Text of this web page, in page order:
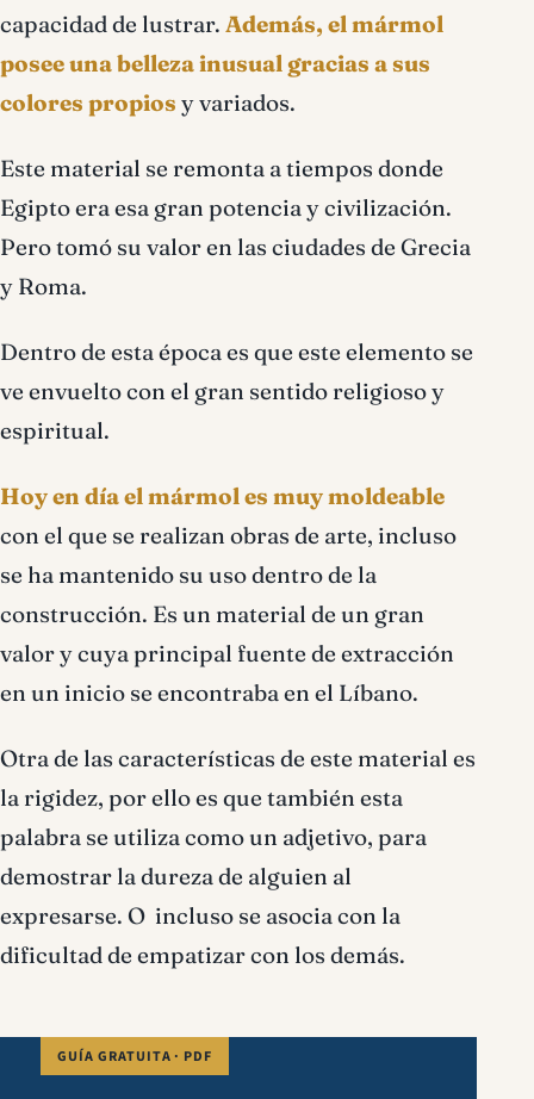
capacidad de lustrar. Además, el mármol
posee una belleza inusual gracias a sus
colores propios y variados.
Este material se remonta a tiempos donde
Egipto era esa gran potencia y civilización.
Pero tomó su valor en las ciudades de Grecia
y Roma.
Dentro de esta época es que este elemento se
ve envuelto con el gran sentido religioso y
espiritual.
Hoy en día el mármol es muy moldeable
con el que se realizan obras de arte, incluso
se ha mantenido su uso dentro de la
construcción. Es un material de un gran
valor y cuya principal fuente de extracción
en un inicio se encontraba en el Líbano.
Otra de las características de este material es
la rigidez, por ello es que también esta
palabra se utiliza como un adjetivo, para
demostrar la dureza de alguien al
expresarse. O incluso se asocia con la
dificultad de empatizar con los demás.
GUÍA GRATUITA · PDF